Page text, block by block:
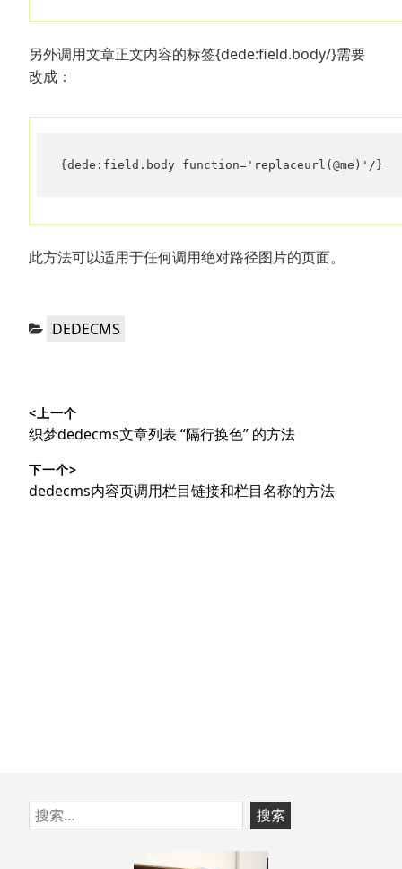
另外调用文章正文内容的标签{dede:field.body/}需要
改成：
{dede:field.body function='replaceurl(@me)'/}
此方法可以适用于任何调用绝对路径图片的页面。
分
DEDECMS
章
导
航
<上一个
上
文
章：
织梦dedecms文章列表 “隔行换色” 的方法
下一个>
下
dedecms内容页调用栏目链接和栏目名称的方法
跳
至
搜
索：